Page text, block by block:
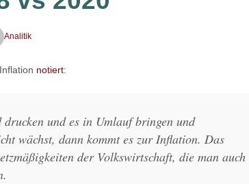
Analitik
notiert:
drucken und es in Umlauf bringen und
wächst, dann kommt es zur Inflation. Das
der Volkswirtschaft, die man auch